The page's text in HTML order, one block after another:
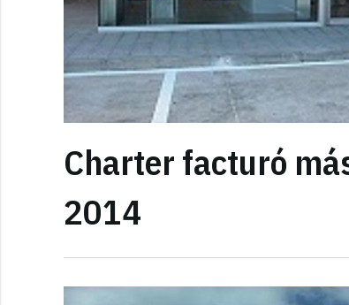
Charter facturó
2014